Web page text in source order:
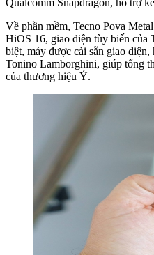
Qualcomm Snapdragon, hỗ trợ
Về phần mềm, Tecno Pova
HiOS 16, giao diện tùy biến của
biệt, máy được cài sẵn giao
Tonino Lamborghini, giúp tổng
của thương hiệu Ý.